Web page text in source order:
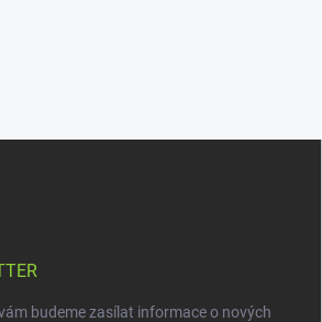
budeme zasílat informace o nových